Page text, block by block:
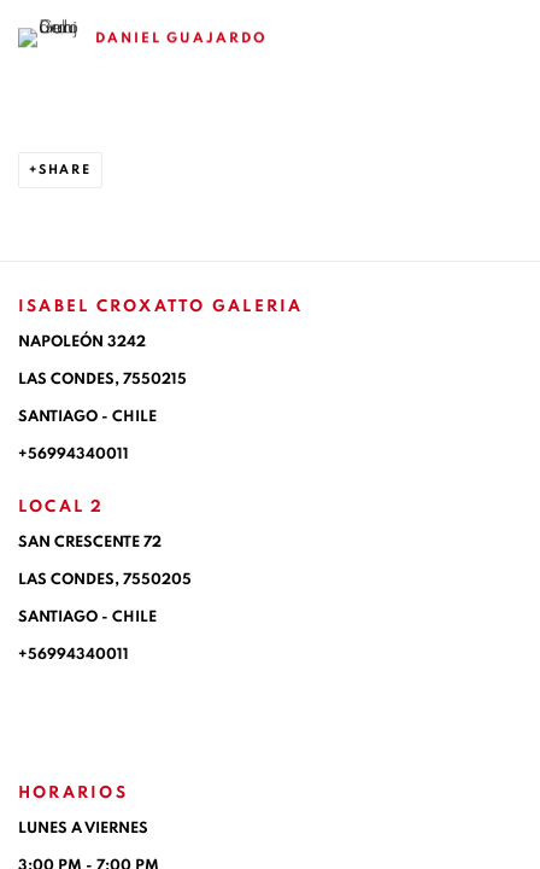
DANIEL GUAJARDO
SHARE
ISABEL CROXATTO GALERIA
NAPOLEÓN 3242
LAS CONDES, 7550215
SANTIAGO - CHILE
+56994340011
LOCAL 2
SAN CRESCENTE 72
LAS CONDES, 7550205
SANTIAGO - CHILE
+56994340011
HORARIOS
LUNES A VIERNES
3:00 PM - 7:00 PM